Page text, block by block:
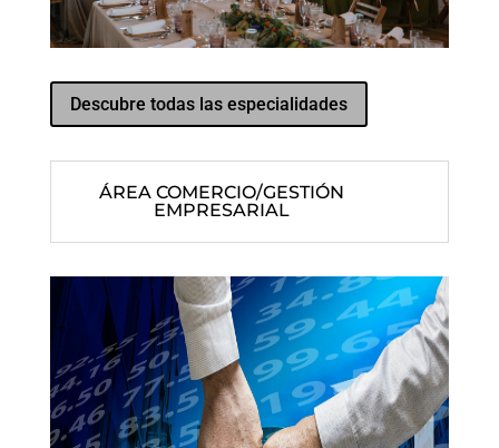
Descubre todas las especialidades
ÁREA COMERCIO/GESTIÓN
EMPRESARIAL